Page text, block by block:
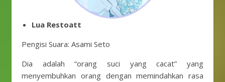
Lua Restoatt
Pengisi Suara: Asami Seto
Dia adalah “orang suci yang cacat” yang
menyembuhkan orang dengan memindahkan rasa